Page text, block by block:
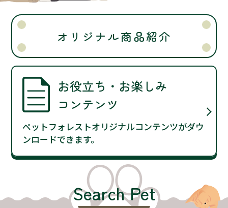
オリジナル商品紹介
お役立ち・お楽しみ
コンテンツ
ペットフォレストオリジナルコンテンツがダウ
ンロードできます。
Search Pet